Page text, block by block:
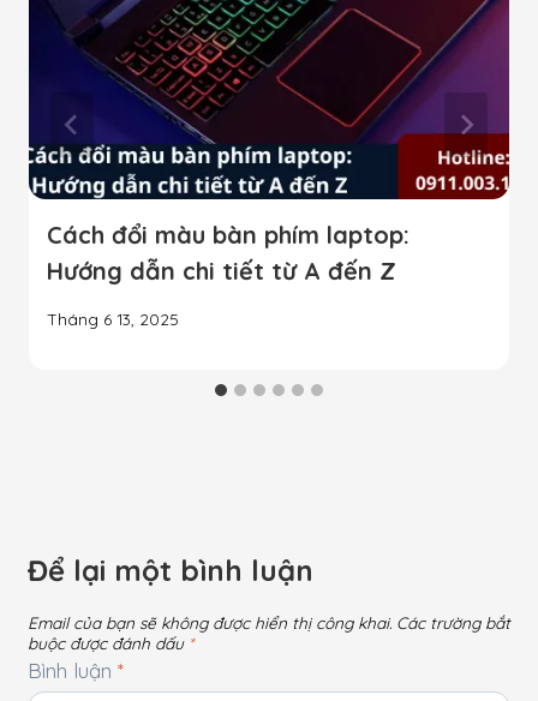
Cách đổi màu bàn phím laptop:
Hướng dẫn chi tiết từ A đến Z
Tháng 6 13, 2025
Để lại một bình luận
Email của bạn sẽ không được hiển thị công khai. Các trường bắt
buộc được đánh dấu *
Bình luận *